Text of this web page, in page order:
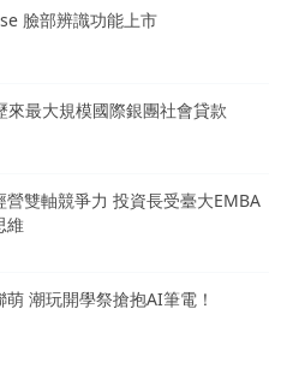
臉部辨識功能上市
來最大規模國際銀團社會貸款
雙軸競爭力 投資長受臺大EMBA
維
潮玩開學祭搶抱AI筆電！